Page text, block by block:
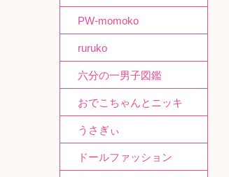
PW-momoko
ruruko
六分の一男子図鑑
おでこちゃんとニッキ
うさぎぃ
ドールファッション